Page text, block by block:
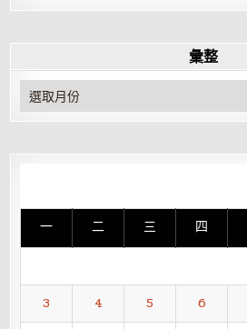
彙整
彙
整
一 二 三 四
3
4 5 6